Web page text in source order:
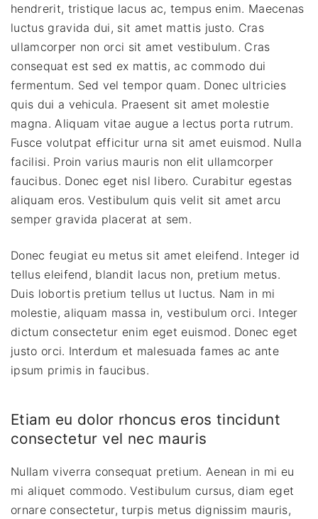
hendrerit, tristique lacus ac, tempus enim. Maecenas
luctus gravida dui, sit amet mattis justo. Cras
ullamcorper non orci sit amet vestibulum. Cras
consequat est sed ex mattis, ac commodo dui
fermentum. Sed vel tempor quam. Donec ultricies
quis dui a vehicula. Praesent sit amet molestie
magna. Aliquam vitae augue a lectus porta rutrum.
Fusce volutpat efficitur urna sit amet euismod. Nulla
facilisi. Proin varius mauris non elit ullamcorper
faucibus. Donec eget nisl libero. Curabitur egestas
aliquam eros. Vestibulum quis velit sit amet arcu
semper gravida placerat at sem.
Donec feugiat eu metus sit amet eleifend. Integer id
tellus eleifend, blandit lacus non, pretium metus.
Duis lobortis pretium tellus ut luctus. Nam in mi
molestie, aliquam massa in, vestibulum orci. Integer
dictum consectetur enim eget euismod. Donec eget
justo orci. Interdum et malesuada fames ac ante
ipsum primis in faucibus.
Etiam eu dolor rhoncus eros tincidunt
consectetur vel nec mauris
Nullam viverra consequat pretium. Aenean in mi eu
mi aliquet commodo. Vestibulum cursus, diam eget
ornare consectetur, turpis metus dignissim mauris,